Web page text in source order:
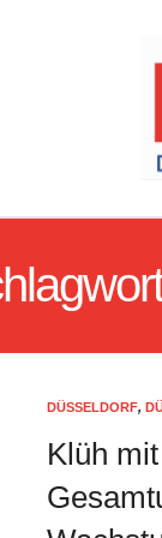
DÜSSELDORF,
Klüh